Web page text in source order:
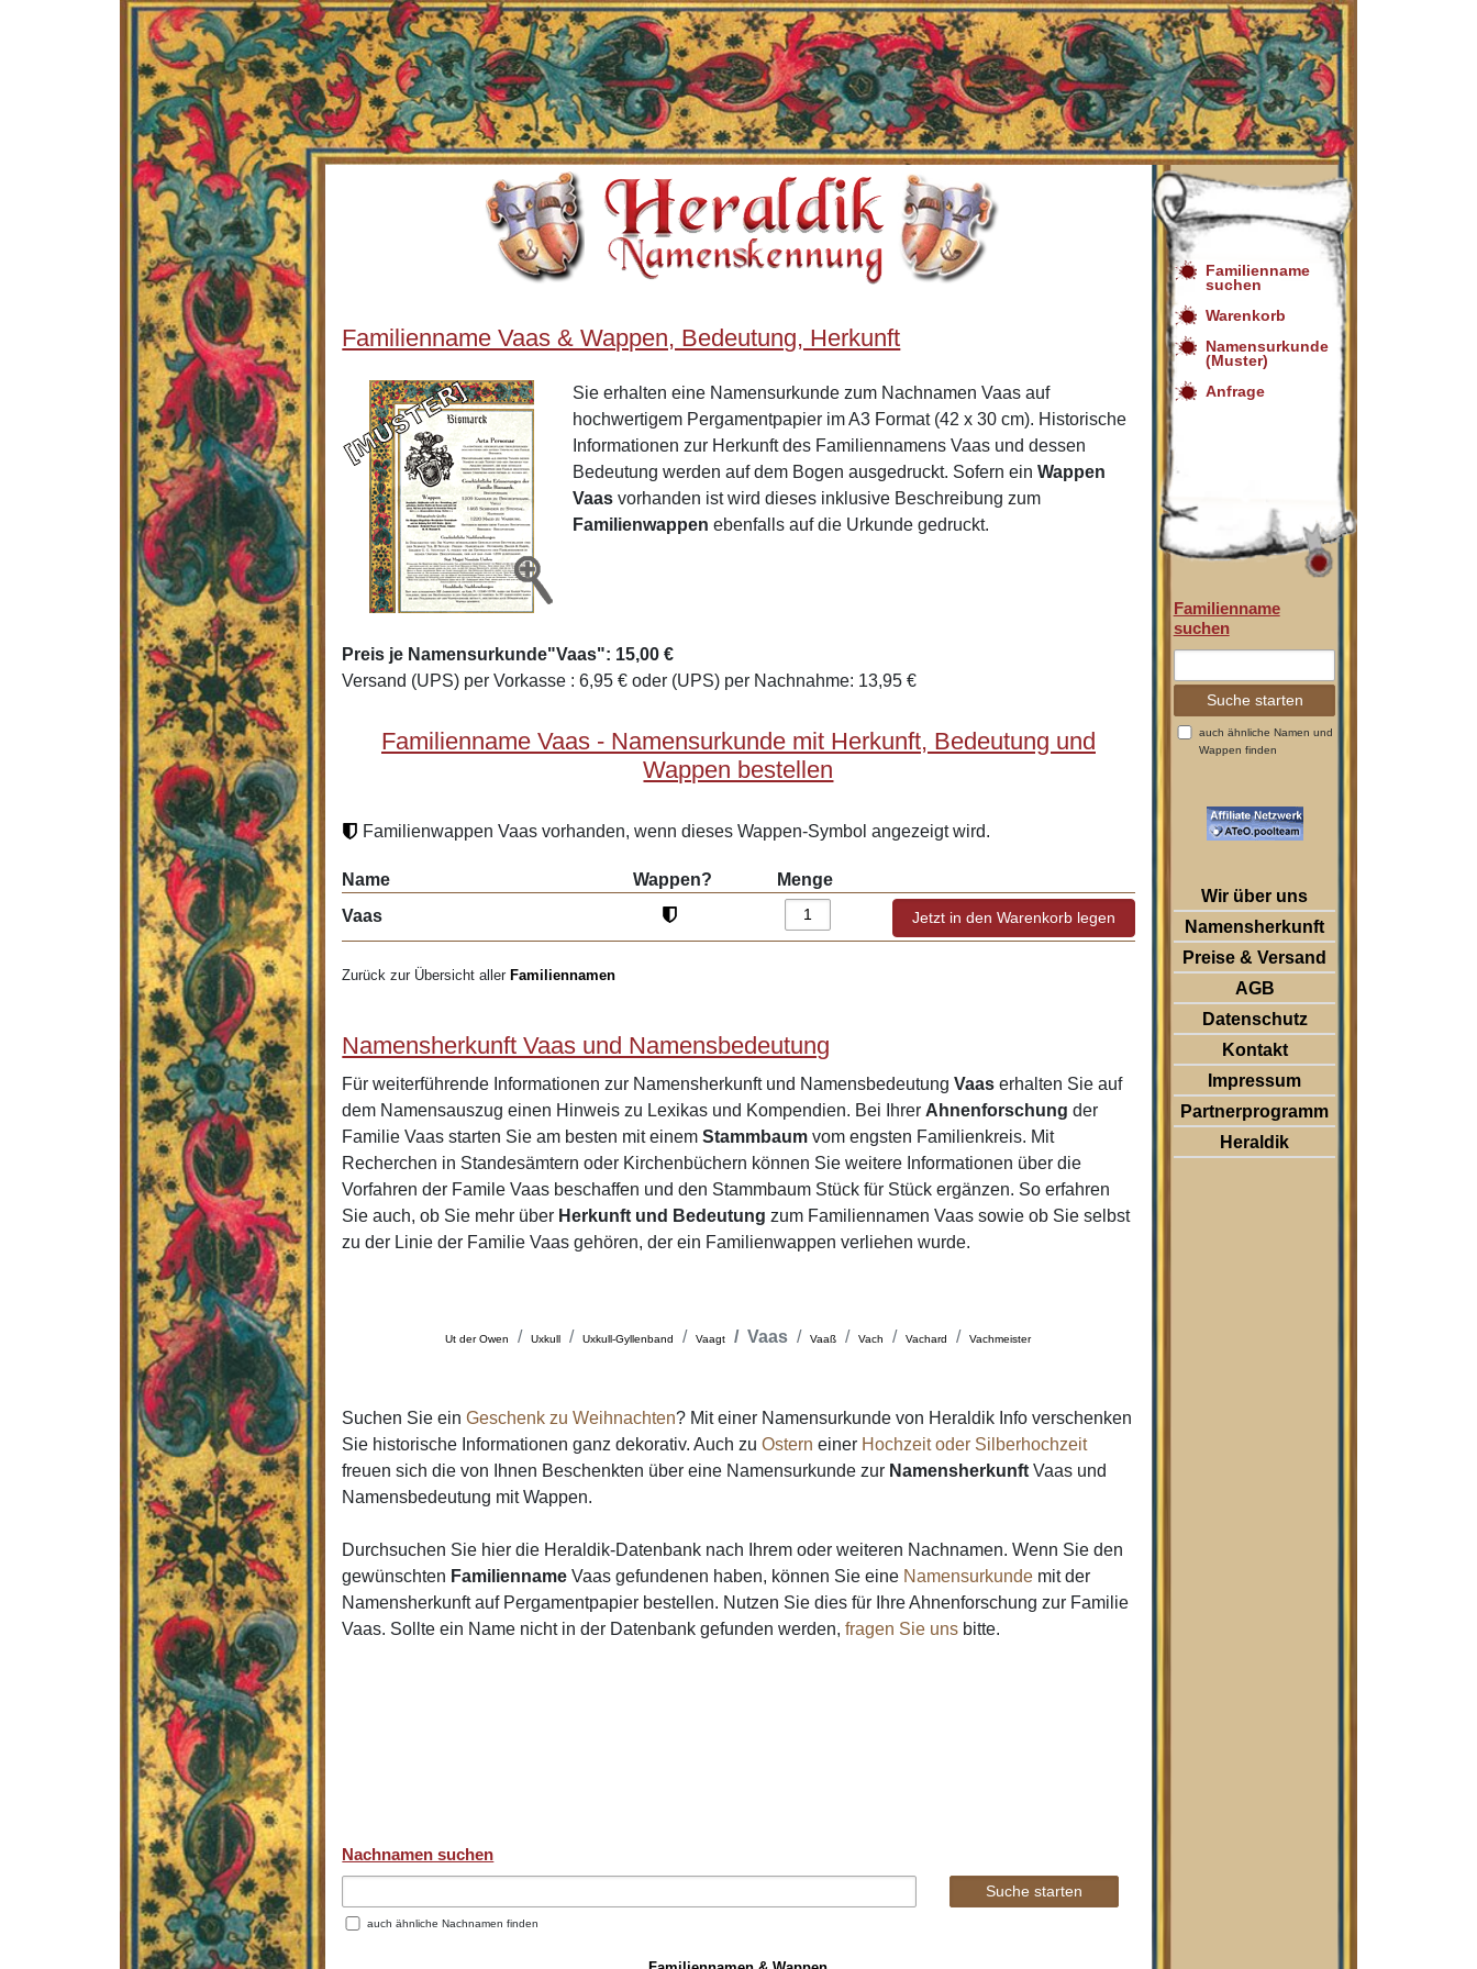
Familienname Vaas & Wappen, Bedeutung, Herkunft
Sie erhalten eine Namensurkunde zum Nachnamen Vaas auf
hochwertigem Pergamentpapier im A3 Format (42 x 30 cm). Historische
Informationen zur Herkunft des Familiennamens Vaas und dessen
Bedeutung werden auf dem Bogen ausgedruckt. Sofern einWappen
Vaas vorhanden ist wird dieses inklusive Beschreibung zum
Familienwappen ebenfalls auf die Urkunde gedruckt.
Preis je Namensurkunde"Vaas": 15,00 €
Versand (UPS) per Vorkasse : 6,95 € oder (UPS) per Nachnahme: 13,95 €
Familienname Vaas - Namensurkunde mit Herkunft, Bedeutung und
Wappen bestellen
Familienwappen Vaas vorhanden, wenn dieses Wappen-Symbol angezeigt wird.
Name Wappen?
Menge
Vaas
Zurück zur Übersicht aller Familiennamen
Namensherkunft Vaas und Namensbedeutung
Für weiterführende Informationen zur Namensherkunft und NamensbedeutungVaas erhalten Sie auf
dem Namensauszug einen Hinweis zu Lexikas und Kompendien. Bei Ihrer Ahnenforschung der
Familie Vaas starten Sie am besten mit einemStammbaum vom engsten Familienkreis. Mit
Recherchen in Standesämtern oder Kirchenbüchern können Sie weitere Informationen über die
Vorfahren der Famile Vaas beschaffen und den Stammbaum Stück für Stück ergänzen. So erfahren
Sie auch, ob Sie mehr über Herkunft und Bedeutung zum Familiennamen Vaas sowie ob Sie selbst
zu der Linie der Familie Vaas gehören, der ein Familienwappen verliehen wurde.
Ut der Owen Uxkull Uxkull-Gyllenband Vaagt Vaas Vaaß Vach Vachard Vachmeister
Suchen Sie einGeschenk zu Weihnachten? Mit einer Namensurkunde von Heraldik Info verschenken
Sie historische Informationen ganz dekorativ. Auch zuOstern einer Hochzeit oder Silberhochzeit
freuen sich die von Ihnen Beschenkten über eine Namensurkunde zur Namensherkunft Vaas und
Namensbedeutung mit Wappen.
Durchsuchen Sie hier die Heraldik-Datenbank nach Ihrem oder weiteren Nachnamen. Wenn Sie den
gewünschten Familienname Vaas gefundenen haben, können Sie eine Namensurkunde mit der
Namensherkunft auf Pergamentpapier bestellen. Nutzen Sie dies für Ihre Ahnenforschung zur Familie
Vaas. Sollte ein Name nicht in der Datenbank gefunden werden,fragen Sie uns bitte.
Nachnamen suchen
auch ähnliche Nachnamen finden
Familienname
suchen
Warenkorb
Namensurkunde
(Muster)
Anfrage
Familienname
suchen
auch ähnliche Namen und
Wappen finden
Wir über uns
Namensherkunft
Preise & Versand
AGB
Datenschutz
Kontakt
Impressum
Partnerprogramm
Heraldik